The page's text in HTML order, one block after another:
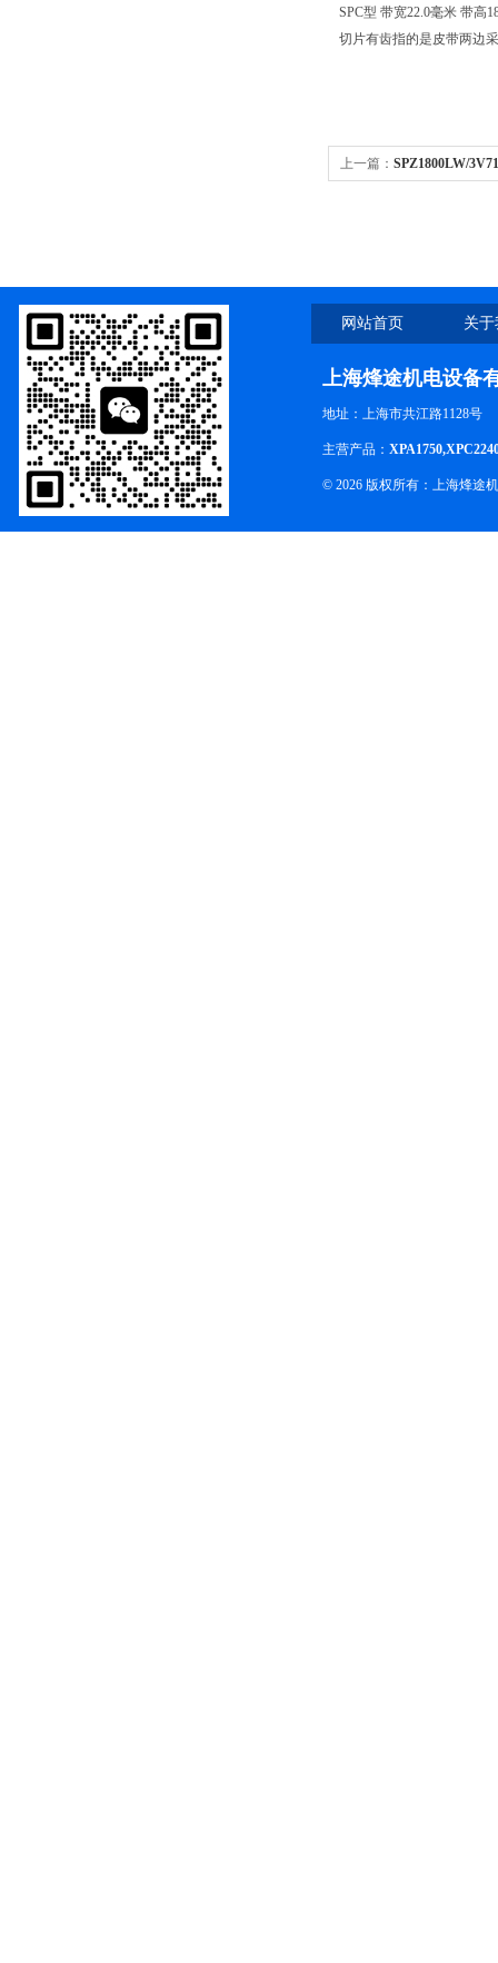
SPC型 带宽22.0毫米 带高
切片有齿指的是皮带两边
上一篇： SPZ1800LW/
网站首页 关
上海烽途机电设备
地址：上海市共江路1128号
主营产品：
© 2026 版权所有：上海烽途